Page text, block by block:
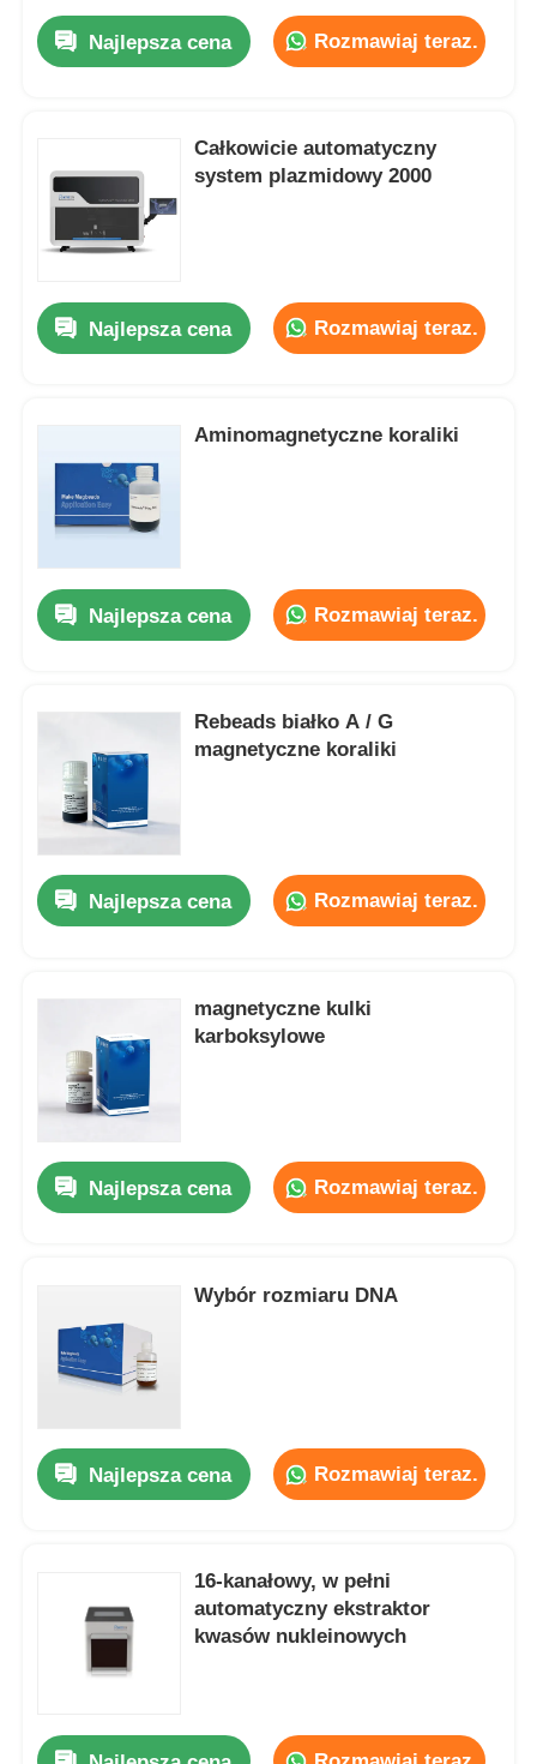
Do domu
Produkty
O nas
Najlepsza cena Rozmawiaj teraz.
Całkowicie automatyczny
system plazmidowy 2000
Najlepsza cena Rozmawiaj teraz.
Aminomagnetyczne koraliki
Najlepsza cena Rozmawiaj teraz.
Rebeads białko A / G
magnetyczne koraliki
Najlepsza cena Rozmawiaj teraz.
magnetyczne kulki
karboksylowe
Najlepsza cena Rozmawiaj teraz.
Wybór rozmiaru DNA
Najlepsza cena Rozmawiaj teraz.
16-kanałowy, w pełni
automatyczny ekstraktor
kwasów nukleinowych
Pani Kolumna